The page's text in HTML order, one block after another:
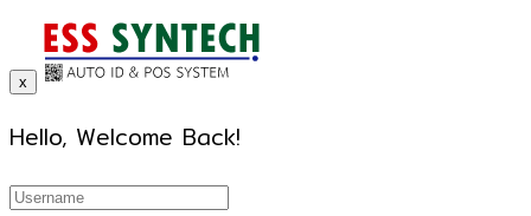
x
Hello, Welcome Back!